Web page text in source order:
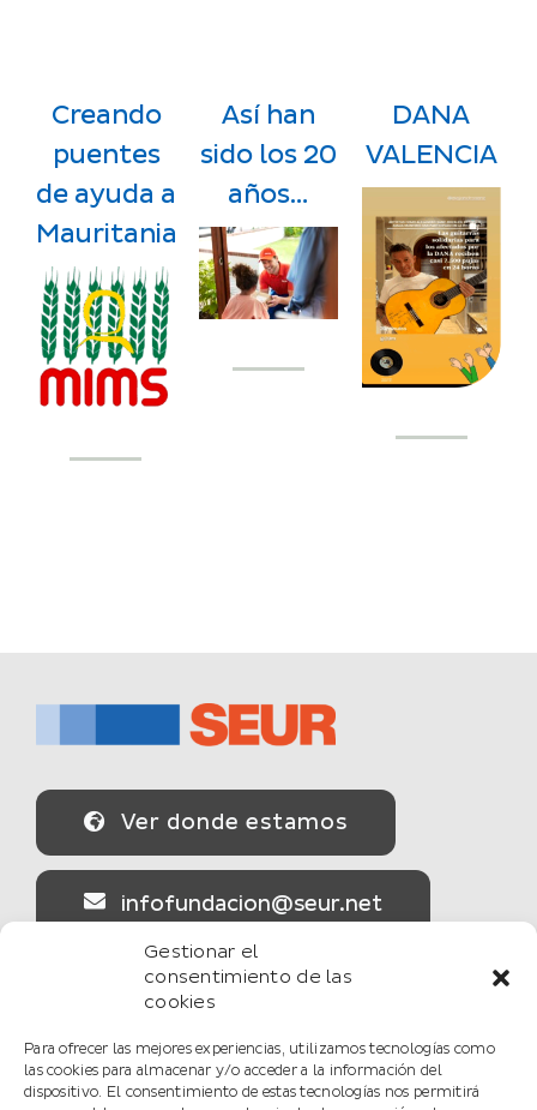
Gestionar el
consentimiento de las
cookies
Para ofrecer las mejores experiencias, utilizamos tecnologías como
las cookies para almacenar y/o acceder a la información del
dispositivo. El consentimiento de estas tecnologías nos permitirá
Creando
puentes
de ayuda a
Mauritania
Así han
sido los 20
años…
DANA
VALENCIA
Ver donde estamos
infofundacion@seur.net
La Fundación